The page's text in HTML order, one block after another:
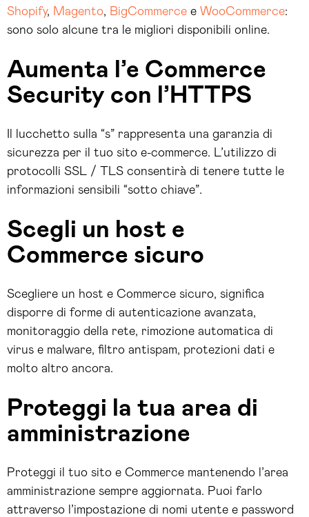
Shopify, Magento, BigCommerce e WooCommerce:
sono solo alcune tra le migliori disponibili online.
Aumenta l’e Commerce
Security con l’HTTPS
Il lucchetto sulla “s” rappresenta una garanzia di
sicurezza per il tuo sito e-commerce. L’utilizzo di
protocolli SSL / TLS consentirà di tenere tutte le
informazioni sensibili “sotto chiave”.
Scegli un host e
Commerce sicuro
Scegliere un host e Commerce sicuro, significa
disporre di forme di autenticazione avanzata,
monitoraggio della rete, rimozione automatica di
virus e malware, filtro antispam, protezioni dati e
molto altro ancora.
Proteggi la tua area di
amministrazione
Proteggi il tuo sito e Commerce mantenendo l’area
amministrazione sempre aggiornata. Puoi farlo
attraverso l’impostazione di nomi utente e password